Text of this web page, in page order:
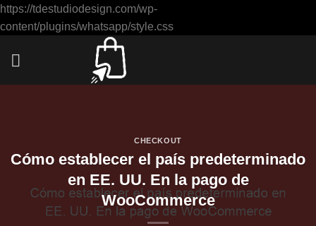
https://tdestudiodesign.com/wp-
content/plugins/whatsapp/style.cssSaltar
CHECKOUT
Cómo establecer el país predeterminado
en EE. UU. En la pago de
WooCommerce